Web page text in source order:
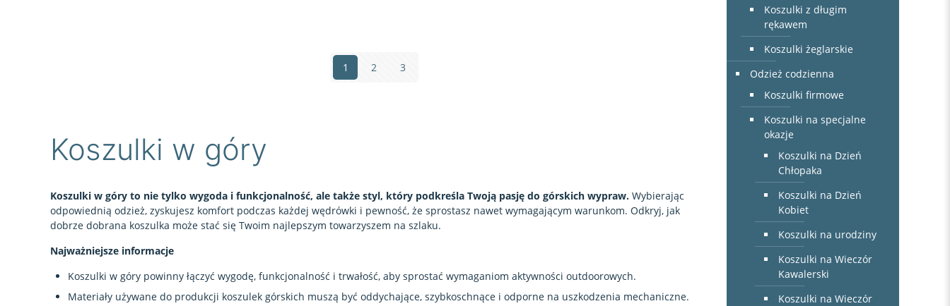
Koszulki w góry
Koszulki w góry to nie tylko wygoda i funkcjonalność, ale także styl, który podkreśla Twoją pasję do górskich wypraw. Wybierając
odpowiednią odzież, zyskujesz komfort podczas każdej wędrówki i pewność, że sprostasz nawet wymagającym warunkom. Odkryj, jak
dobrze dobrana koszulka może stać się Twoim najlepszym towarzyszem na szlaku.
Najważniejsze informacje
Koszulki w góry powinny łączyć wygodę, funkcjonalność i trwałość, aby sprostać wymaganiom aktywności outdoorowych.
Materiały używane do produkcji koszulek górskich muszą być oddychające, szybkoschnące i odporne na uszkodzenia mechaniczne.
1 2 3
Koszulki z długim
rękawem
Koszulki żeglarskie
Odzież codzienna
Koszulki firmowe
Koszulki na specjalne
okazje
Koszulki na Dzień
Chłopaka
Koszulki na Dzień
Kobiet
Koszulki na urodziny
Koszulki na Wieczór
Kawalerski
Koszulki na Wieczór